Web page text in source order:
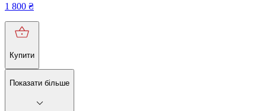
1 800 ₴
Купити
Показати більше